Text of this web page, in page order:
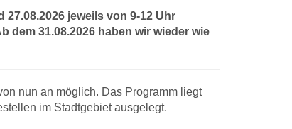
27.08.2026 jeweils von 9-12 Uhr
dem 31.08.2026 haben wir wieder wie
nun an möglich. Das Programm liegt
im Stadtgebiet ausgelegt.